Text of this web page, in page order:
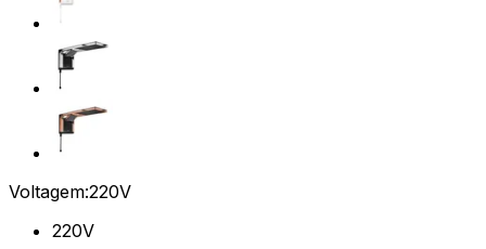
Voltagem:220V
220V